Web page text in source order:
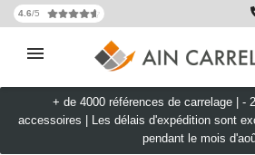
4.6/5
+ de 4000 références de carrelage | -
accessoires
Les délais d'expédition sont
pendant le mois